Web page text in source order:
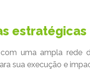
estratégicas
uma ampla rede
sua execução e